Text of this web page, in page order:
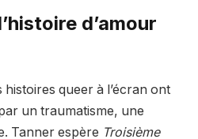
d’amour
histoires queer à l’écran ont
un traumatisme, une
Tanner espère Troisième